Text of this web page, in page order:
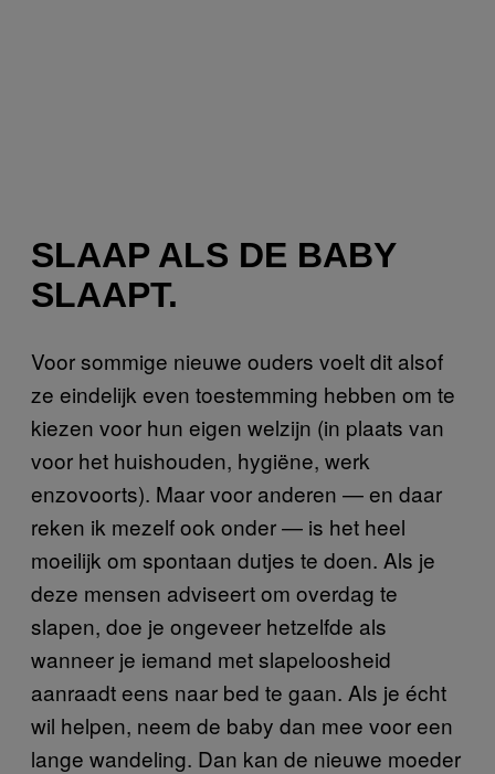
SLAAP ALS DE BABY
SLAAPT.
Voor sommige nieuwe ouders voelt dit alsof
ze eindelijk even toestemming hebben om te
kiezen voor hun eigen welzijn (in plaats van
voor het huishouden, hygiëne, werk
enzovoorts). Maar voor anderen — en daar
reken ik mezelf ook onder — is het heel
moeilijk om spontaan dutjes te doen. Als je
deze mensen adviseert om overdag te
slapen, doe je ongeveer hetzelfde als
wanneer je iemand met slapeloosheid
aanraadt eens naar bed te gaan. Als je écht
wil helpen, neem de baby dan mee voor een
lange wandeling. Dan kan de nieuwe moeder